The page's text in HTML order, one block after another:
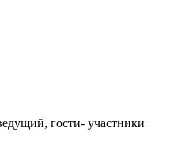
гости- участники